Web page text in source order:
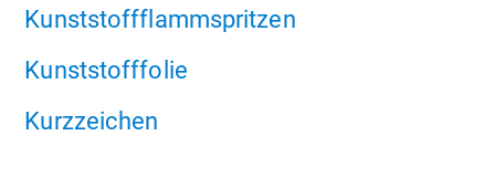
Kunststoffflammspritzen
Kunststofffolie
Kurzzeichen